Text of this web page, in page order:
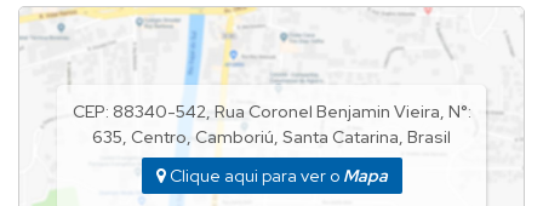
se no atendimento e comercialização de imóveis de alto
padrão. Em outras regiões dispõe de eficazes parceiros que o
auxiliam nos atendimentos.
CEP: 88340-542, Rua Coronel Benjamin Vieira, N°:
635, Centro, Camboriú, Santa Catarina, Brasil
Clique aqui para ver o Mapa